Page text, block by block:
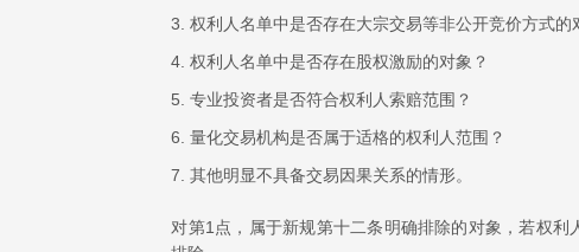
3. 权利人名单中是否存在大宗交易等非公开竞价方式的
4. 权利人名单中是否存在股权激励的对象？
5. 专业投资者是否符合权利人索赔范围？
6. 量化交易机构是否属于适格的权利人范围？
7. 其他明显不具备交易因果关系的情形。
对第1点，属于新规第十二条明确排除的对象，若权